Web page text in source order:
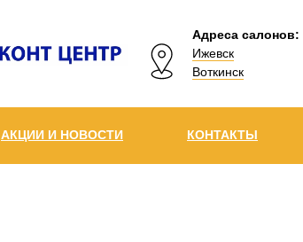
Адреса салонов:
Ижевск
Воткинск
АКЦИИ И НОВОСТИ КОНТАКТЫ